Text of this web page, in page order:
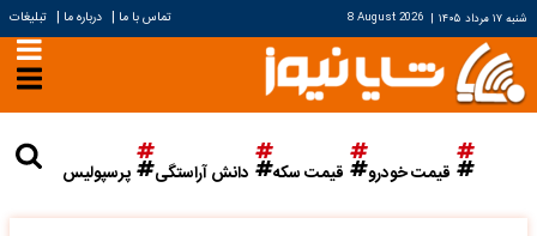
شنبه ۱۷ مرداد ۱۴۰۵ |
8 August 2026 تماس با ما | درباره ما | تبلیغات
قیمت خودرو قیمت سکه دانش آراستگی پرسپولیس